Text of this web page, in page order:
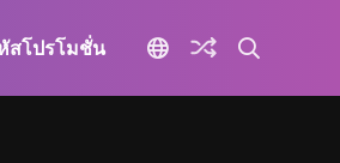
สโปรโมชั่น